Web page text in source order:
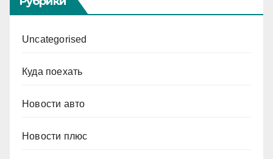
Uncategorised
Куда поехать
Новости авто
Новости плюс